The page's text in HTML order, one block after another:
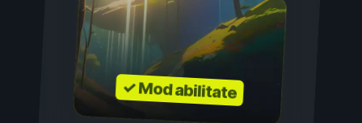
✓ Mod abilitate